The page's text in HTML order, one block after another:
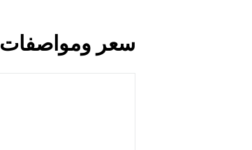
سعر ومواصفات Xiaomi Pad 8